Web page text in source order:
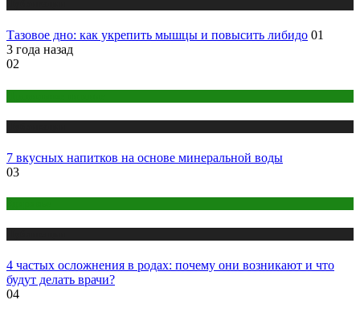
Тазовое дно: как укрепить мышцы и повысить либидо 01
3 года назад
02
7 вкусных напитков на основе минеральной воды
03
4 частых осложнения в родах: почему они возникают и что
будут делать врачи?
04